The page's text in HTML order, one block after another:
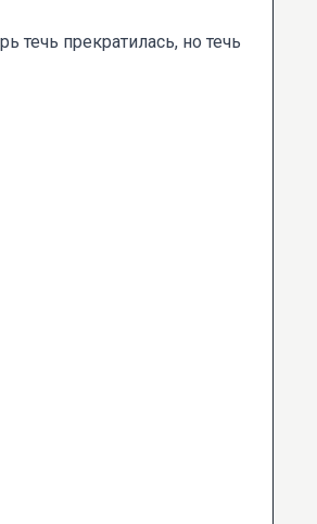
течь прекратилась, но течь